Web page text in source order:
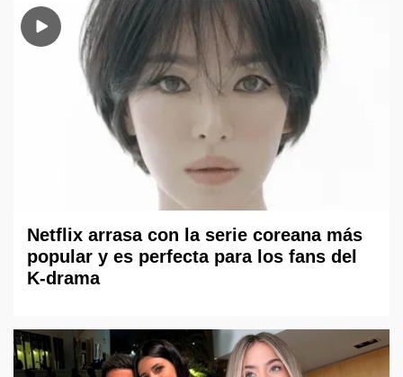
Netflix arrasa con la serie coreana más
popular y es perfecta para los fans del
K-drama